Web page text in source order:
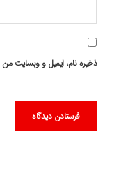
ذخیره نام، ایمیل و وبسایت من